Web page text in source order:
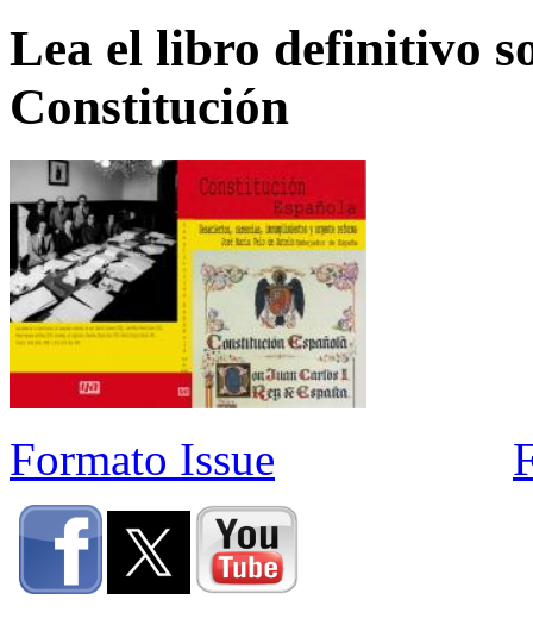
Lea el libro definitivo
Constitución
Formato Issue